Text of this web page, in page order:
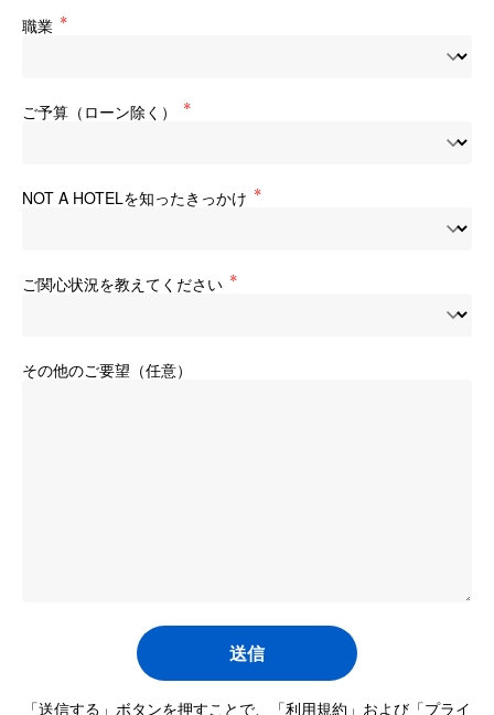
職業
ご予算（ローン除く）
NOT A HOTELを知ったきっかけ
ご関心状況を教えてください
その他のご要望（任意）
「送信する」ボタンを押すことで、「利用規約 」および「プライ